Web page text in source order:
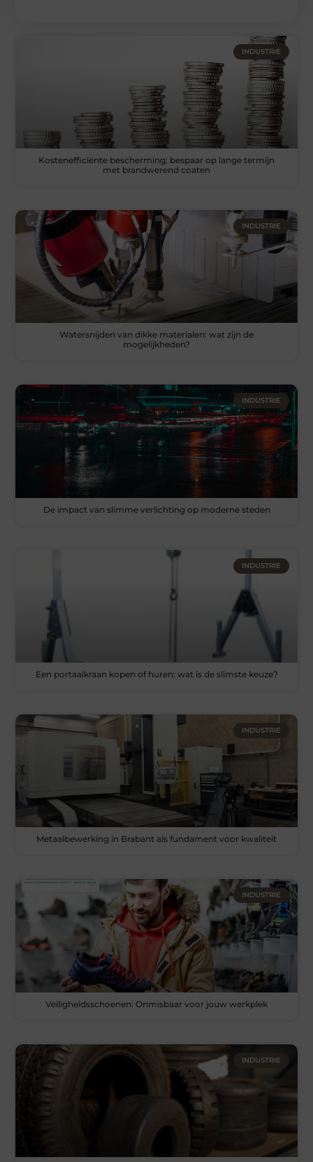
INDUSTRIE
Kostenefficiënte bescherming: bespaar op lange termijn
met brandwerend coaten
INDUSTRIE
Watersnijden van dikke materialen: wat zijn de
mogelijkheden?
INDUSTRIE
De impact van slimme verlichting op moderne steden
INDUSTRIE
Een portaalkraan kopen of huren: wat is de slimste keuze?
INDUSTRIE
Metaalbewerking in Brabant als fundament voor kwaliteit
INDUSTRIE
Veiligheidsschoenen: Onmisbaar voor jouw werkplek
INDUSTRIE